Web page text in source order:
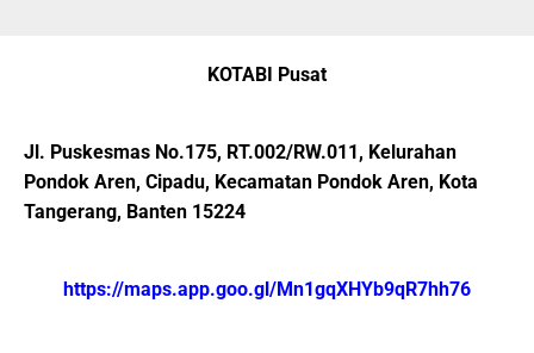
KOTABI Pusat
Jl. Puskesmas No.175, RT.002/RW.011, Kelurahan
Pondok Aren, Cipadu, Kecamatan Pondok Aren, Kota
Tangerang, Banten 15224
https://maps.app.goo.gl/Mn1gqXHYb9qR7hh76